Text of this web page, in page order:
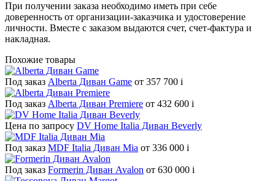
При получении заказа необходимо иметь при себе
доверенность от организации-заказчика и удостоверение
личности. Вместе с заказом выдаются счет, счет-фактура и
накладная.
Похожие товары
Под заказ Alberta Диван Game от 357 700 i
Под заказ Alberta Диван Premiere от 432 600 i
Цена по запросу DV Home Italia Диван Beverly
Под заказ MDF Italia Диван Mia от 336 000 i
Под заказ Formerin Диван Avalon от 630 000 i